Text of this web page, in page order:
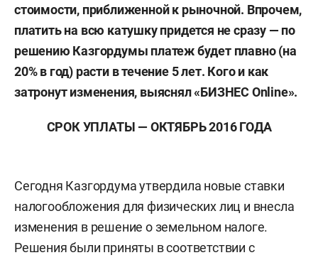
стоимости, приближенной к рыночной. Впрочем,
платить на всю катушку придется не сразу — по
решению Казгордумы платеж будет плавно (на
20% в год) расти в течение 5 лет. Кого и как
затронут изменения, выяснял «БИЗНЕС Online».
СРОК УПЛАТЫ — ОКТЯБРЬ 2016 ГОДА
Сегодня Казгордума утвердила новые ставки
налогообложения для физических лиц и внесла
изменения в решение о земельном налоге.
Решения были приняты в соответствии с